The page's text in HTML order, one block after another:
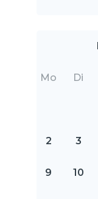
Mo Di
2 3
9 10